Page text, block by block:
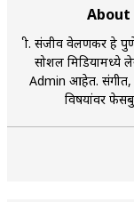
श्री. संजीव वेलणकर हे
सोशल मिडियामध्ये
Admin आहेत. संगीत,
विषयांवर